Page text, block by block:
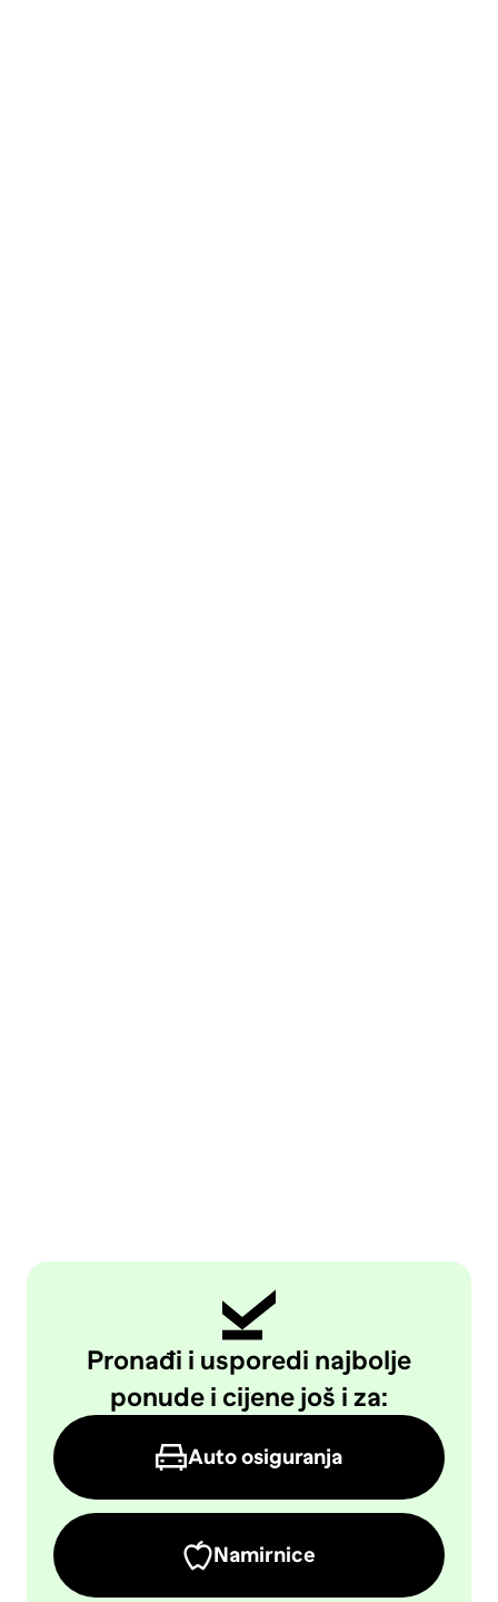
Pronađi i usporedi najbolje
ponude i cijene još i za:
Auto osiguranja
Namirnice